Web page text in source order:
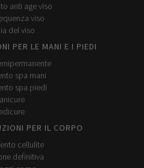
anti age viso
viso
del viso
PER LE MANI E I PIEDI
spa mani
spa piedi
PER IL CORPO
cellulite
definitiva